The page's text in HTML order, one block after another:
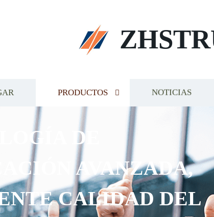
PRODUCTOS NOTICIAS
DE
AVANZADA,
CALIDAD DEL